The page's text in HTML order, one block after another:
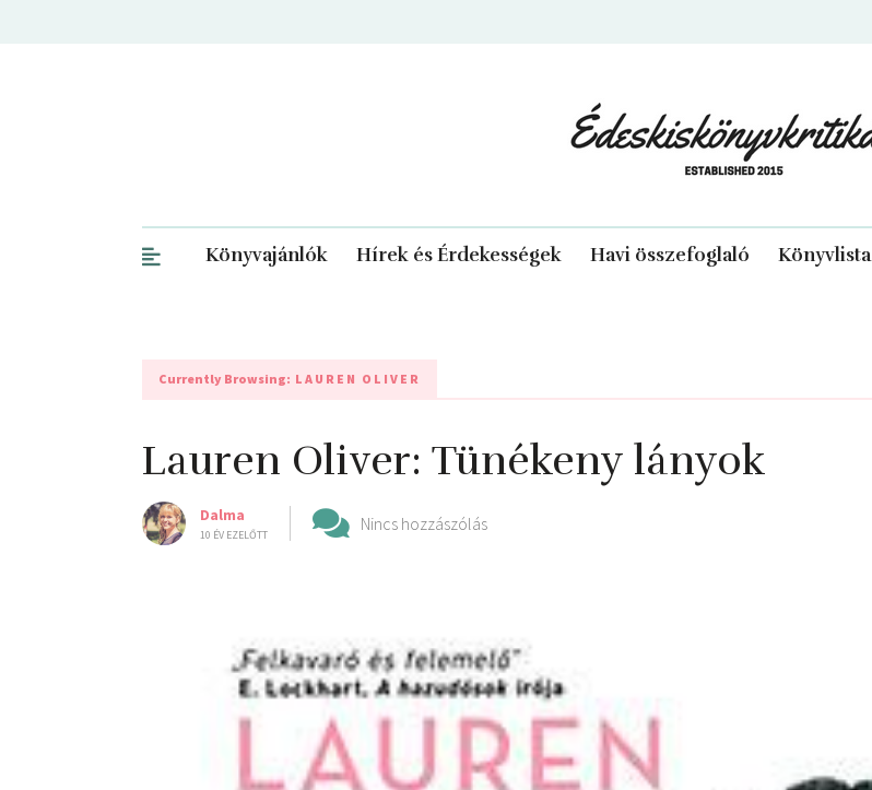
Könyvajánlók Hírek és Érdekességek Havi összefoglaló Könyvlista
Currently Browsing: LAUREN OLIVER
Lauren Oliver: Tünékeny lányok
Dalma
10 ÉV EZELŐTT
Nincs hozzászólás